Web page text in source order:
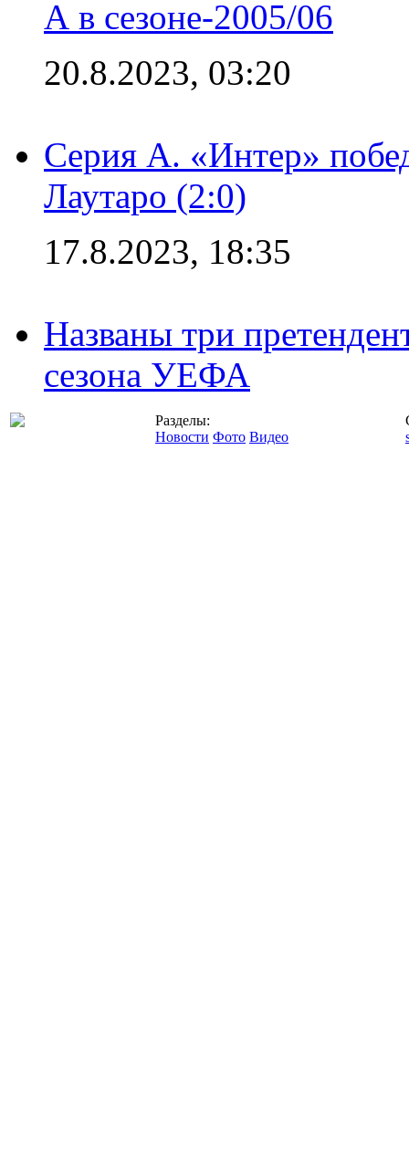
А в сезоне-2005/06
20.8.2023, 03:20
Серия А. «Интер»
Лаутаро (2:0)
17.8.2023, 18:35
Названы три
сезона УЕФА
Разделы:
Новости Фото Видео